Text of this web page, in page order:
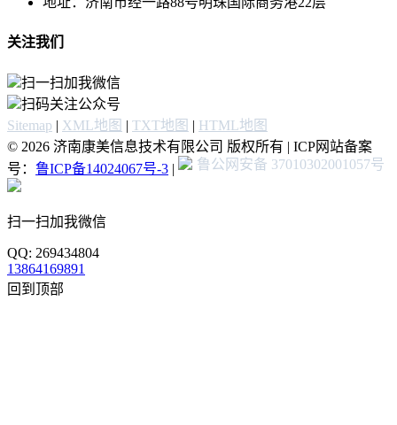
关注我们
扫一扫加我微信
扫码关注公众号
Sitemap | XML地图 | TXT地图 | HTML地图
© 2026 济南康美信息技术有限公司 版权所有 | ICP网站备案
号： 鲁ICP备14024067号-3 | 鲁公网安备 37010302001057号
扫一扫加我微信
QQ: 269434804
13864169891
回到顶部